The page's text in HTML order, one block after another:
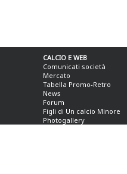
CALCIO E WEB
Comunicati società
Mercato
Tabella Promo-Retro
News
Forum
Figli di Un calcio Minore
Photogallery